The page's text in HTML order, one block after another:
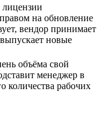
на обновление
вендор принимает
новые
объёма свой
менеджер в
количества рабочих